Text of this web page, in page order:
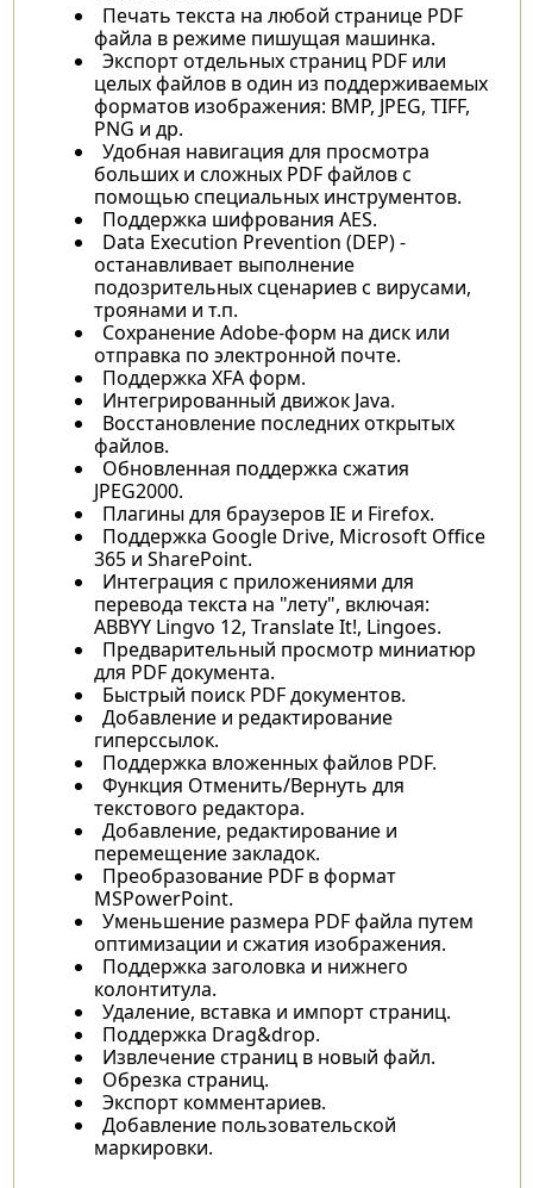
Печать текста на любой странице PDF
файла в режиме пишущая машинка.
Экспорт отдельных страниц PDF или
целых файлов в один из поддерживаемых
форматов изображения: BMP, JPEG, TIFF,
PNG и др.
Удобная навигация для просмотра
больших и сложных PDF файлов с
помощью специальных инструментов.
Поддержка шифрования AES.
Data Execution Prevention (DEP) -
останавливает выполнение
подозрительных сценариев с вирусами,
троянами и т.п.
Сохранение Adobe-форм на диск или
отправка по электронной почте.
Поддержка XFA форм.
Интегрированный движок Java.
Восстановление последних открытых
файлов.
Обновленная поддержка сжатия
JPEG2000.
Плагины для браузеров IE и Firefox.
Поддержка Google Drive, Microsoft Office
365 и SharePoint.
Интеграция с приложениями для
перевода текста на "лету", включая:
ABBYY Lingvo 12, Translate It!, Lingoes.
Предварительный просмотр миниатюр
для PDF документа.
Быстрый поиск PDF документов.
Добавление и редактирование
гиперссылок.
Поддержка вложенных файлов PDF.
Функция Отменить/Вернуть для
текстового редактора.
Добавление, редактирование и
перемещение закладок.
Преобразование PDF в формат
MSPowerPoint.
Уменьшение размера PDF файла путем
оптимизации и сжатия изображения.
Поддержка заголовка и нижнего
колонтитула.
Удаление, вставка и импорт страниц.
Поддержка Drag&drop.
Извлечение страниц в новый файл.
Обрезка страниц.
Экспорт комментариев.
Добавление пользовательской
маркировки.